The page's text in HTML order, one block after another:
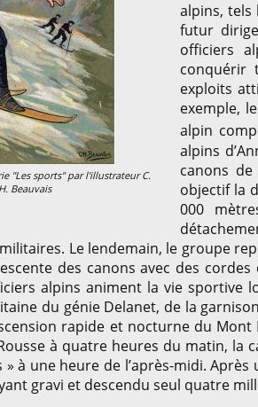
"Les sports" par l'illustrateur C.
H. Beauvais
alpins, tels
futur
officiers
conquérir
exploits
exemple,
alpin
alpins
canons
objectif la
000
Le lendemain, le groupe
des canons avec des
alpins animent la vie sportive
du génie Delanet, de la
rapide et nocturne du
à quatre heures du matin, la
» à une heure de l’après-midi.
gravi et descendu seul quatre